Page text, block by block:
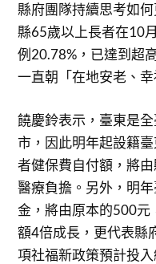
縣府團隊持續思考如
縣65歲以上長者在10
例20.78%，已達到超
一直朝「在地安老、
饒慶鈴表示，臺東是
市，因此明年起設籍
者健保費自付額，將
醫療負擔。另外，明
金，將由原本的500
額4倍成長，更代表縣
項社福新政策預計投